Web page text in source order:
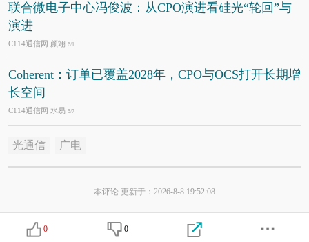
联合微电子中心冯俊波：从CPO演进看硅光“轮回”与
演进
C114通信网 颜翊 6/1
Coherent：订单已覆盖2028年，CPO与OCS打开长期增
长空间
C114通信网 水易 5/7
光通信 广电
本评论 更新于：2026-8-8 19:52:08
0 0